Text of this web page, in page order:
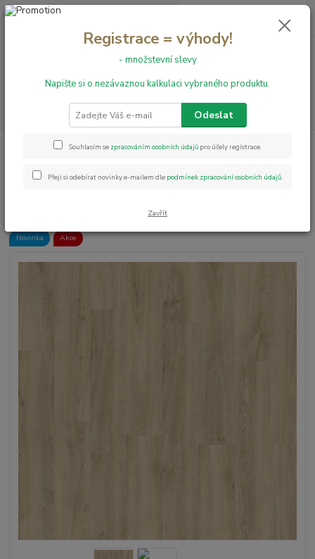
+420 731 199 591 0,00 Kč
Vinylové podlahy
Vinylová podlaha Articon G40 - Kentucky Oak
Vinylová podlaha Articon G40 -
Kentucky Oak 83226
Novinka Akce
Registrace = výhody!
- množstevní slevy
Napište si o nezávaznou kalkulaci vybraného produktu.
Odeslat
Souhlasím se zpracováním osobních údajů pro účely registrace.
Přeji si odebírat novinky e-mailem dle podmínek zpracování osobních údajů.
Zavřít